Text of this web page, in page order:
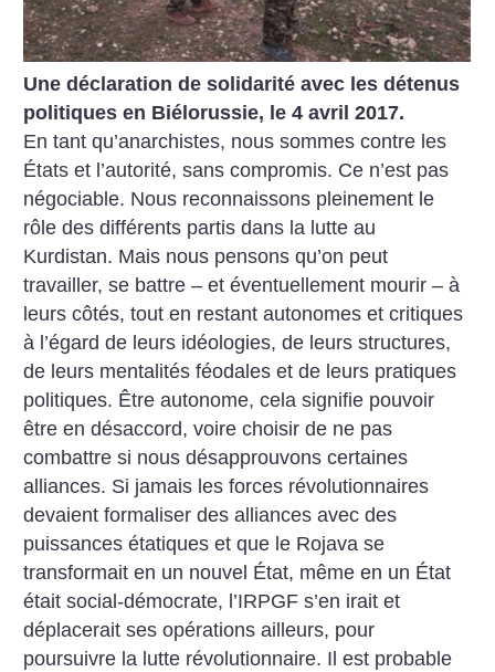
Une déclaration de solidarité avec les détenus
politiques en Biélorussie, le 4 avril 2017.
En tant qu’anarchistes, nous sommes contre les
États et l’autorité, sans compromis. Ce n’est pas
négociable. Nous reconnaissons pleinement le
rôle des différents partis dans la lutte au
Kurdistan. Mais nous pensons qu’on peut
travailler, se battre – et éventuellement mourir – à
leurs côtés, tout en restant autonomes et critiques
à l’égard de leurs idéologies, de leurs structures,
de leurs mentalités féodales et de leurs pratiques
politiques. Être autonome, cela signifie pouvoir
être en désaccord, voire choisir de ne pas
combattre si nous désapprouvons certaines
alliances. Si jamais les forces révolutionnaires
devaient formaliser des alliances avec des
puissances étatiques et que le Rojava se
transformait en un nouvel État, même en un État
était social-démocrate, l’IRPGF s’en irait et
déplacerait ses opérations ailleurs, pour
poursuivre la lutte révolutionnaire. Il est probable